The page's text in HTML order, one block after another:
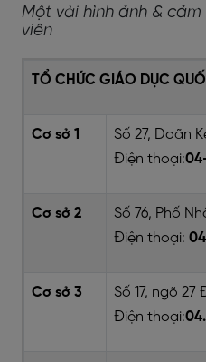
Một vài hình ảnh &
viên
TỔ CHỨC GIÁO DỤC
Cơ sở 1
Số 27, Doãn
Điện thoại:
Cơ sở 2
Số 76, Phố
Điện thoại:
Cơ sở 3
Số 17, ngõ
Điện thoại: